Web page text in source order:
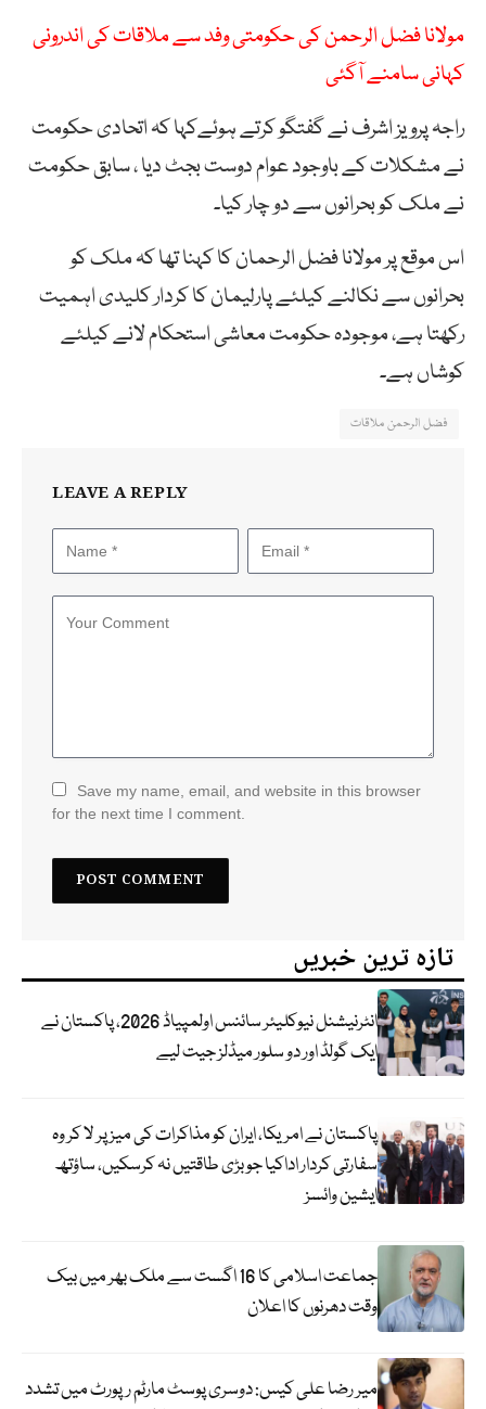
مولانا فضل الرحمن کی حکومتی وفد سے ملاقات کی اندرونی
کہانی سامنے آگئی
راجہ پرویز اشرف نے گفتگو کرتے ہوئےکہا کہ اتحادی حکومت
نے مشکلات کے باوجود عوام دوست بجٹ دیا ، سابق حکومت
نے ملک کو بحرانوں سے دو چار کیا۔
اس موقع پر مولانا فضل الرحمان کا کہنا تھا کہ ملک کو
بحرانوں سے نکالنے کیلئے پارلیمان کا کردار کلیدی اہمیت
رکھتا ہے، موجودہ حکومت معاشی استحکام لانے کیلئے
کوشاں ہے۔
فضل الرحمن ملاقات
LEAVE A REPLY
Save my name, email, and website in this browser
for the next time I comment.
تازہ ترین خبریں
انٹرنیشنل نیوکلیئر سائنس اولمپیاڈ 2026، پاکستان نے
ایک گولڈ اور دو سلور میڈلز جیت لیے
پاکستان نے امریکا، ایران کو مذاکرات کی میز پر لا کر وہ
سفارتی کردار اداکیا جو بڑی طاقتیں نہ کرسکیں، ساؤتھ
ایشین وائسز
جماعت اسلامی کا 16 اگست سے ملک بھر میں بیک
وقت دھرنوں کا اعلان
میر رضا علی کیس: دوسری پوسٹ مارٹم رپورٹ میں تشدد